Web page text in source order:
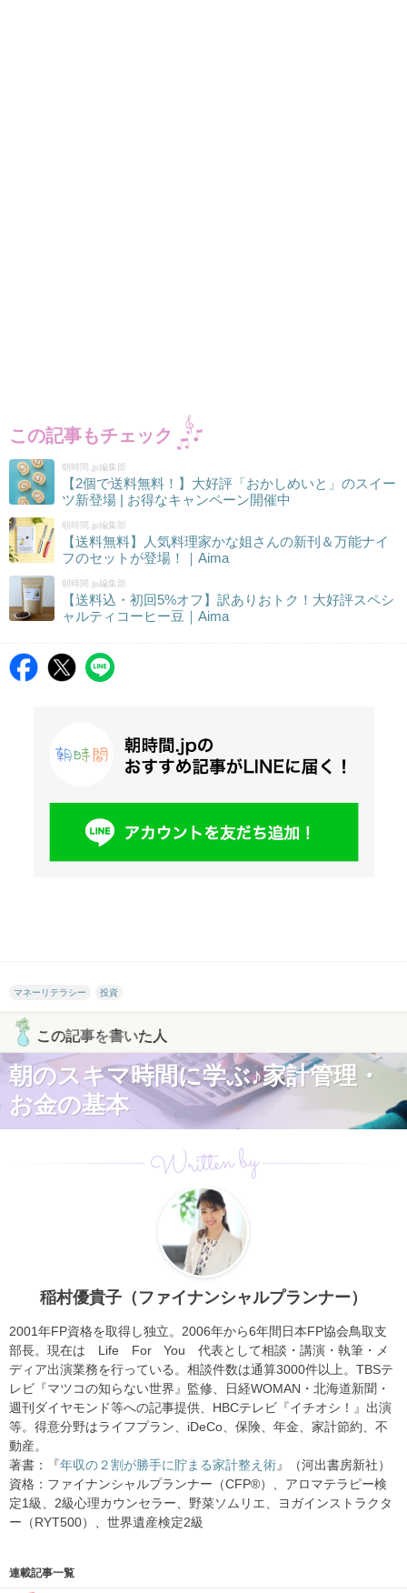
この記事もチェック
朝時間.jp編集部
【2個で送料無料！】大好評「おかしめいと」のスイー
ツ新登場 | お得なキャンペーン開催中
朝時間.jp編集部
【送料無料】人気料理家かな姐さんの新刊＆万能ナイ
フのセットが登場！｜Aima
朝時間.jp編集部
【送料込・初回5%オフ】訳ありおトク！大好評スペシ
ャルティコーヒー豆｜Aima
マネーリテラシー 投資
この記事を書いた人
朝のスキマ時間に学ぶ♪家計管理・
お金の基本
Written by
稲村優貴子（ファイナンシャルプランナー）
2001年FP資格を取得し独立。2006年から6年間日本FP協会鳥取支
部長。現在は Life For You 代表として相談・講演・執筆・メ
ディア出演業務を行っている。相談件数は通算3000件以上。TBSテ
レビ『マツコの知らない世界』監修、日経WOMAN・北海道新聞・
週刊ダイヤモンド等への記事提供、HBCテレビ『イチオシ！』出演
等。得意分野はライフプラン、iDeCo、保険、年金、家計節約、不
動産。
著書：『年収の２割が勝手に貯まる家計整え術 』（河出書房新社）
資格：ファイナンシャルプランナー（CFP®）、アロマテラピー検
定1級、2級心理カウンセラー、野菜ソムリエ、ヨガインストラクタ
ー（RYT500）、世界遺産検定2級
連載記事一覧